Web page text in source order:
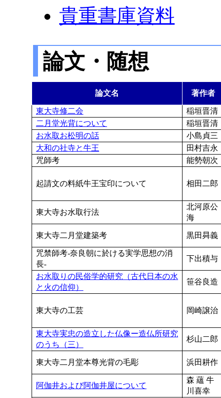
貴重書庫資料
論文・随想
論文名 著作者
東大寺修二会
稲垣晋清
二月堂光背について
稲垣晋清
お水取お松明の話
小島貞三
大和の社寺と牛王
田村吉永
咒師考
能勢朝次
起請文の料紙牛王宝印について 相田二郎
東大寺お水取行法
北河原公
海
東大寺二月堂建築考 黒田曻義
咒禁師考-奈良朝に於ける実学思想の消
長-
下出積与
お水取りの民俗学的研究（古代日本の水
と火の信仰）
笹谷良造
東大寺の工芸 岡崎譲治
東大寺実忠の造立した仏像ー造仏所研究
のうち（三）
杉山二郎
東大寺二月堂本尊光背の毛彫 浜田耕作
阿伽井および阿伽井屋について
森 蘊 牛
川喜幸